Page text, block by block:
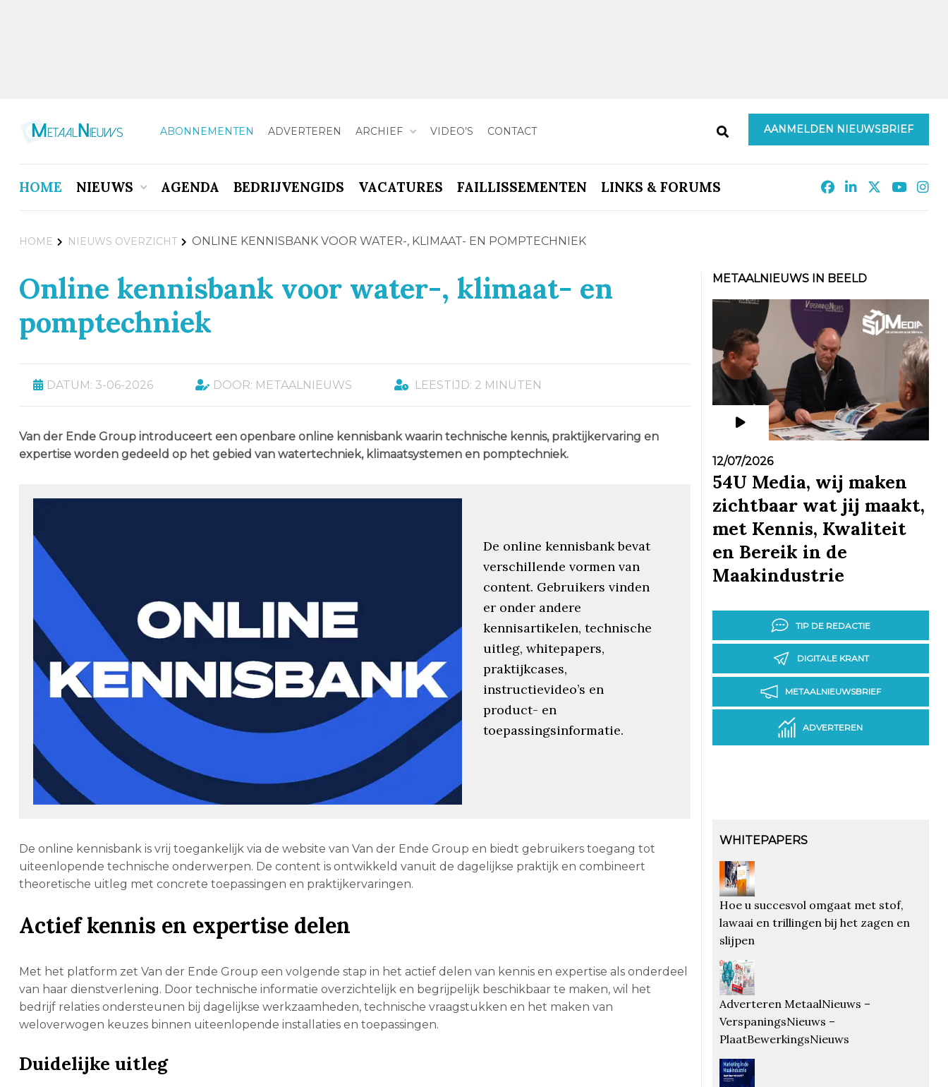
ABONNEMENTEN ADVERTEREN ARCHIEF VIDEO’S CONTACT AANMELDEN NIEUWSBRIEF
HOME NIEUWS AGENDA BEDRIJVENGIDS VACATURES FAILLISSEMENTEN LINKS & FORUMS
HOME NIEUWS OVERZICHT ONLINE KENNISBANK VOOR WATER-, KLIMAAT- EN POMPTECHNIEK
Online kennisbank voor water-, klimaat- en
pomptechniek
DATUM: 3-06-2026 DOOR: METAALNIEUWS LEESTIJD: 2 MINUTEN
Van der Ende Group introduceert een openbare online kennisbank waarin technische kennis, praktijkervaring en
expertise worden gedeeld op het gebied van watertechniek, klimaatsystemen en pomptechniek.
De online kennisbank bevat
verschillende vormen van
content. Gebruikers vinden
er onder andere
kennisartikelen, technische
uitleg, whitepapers,
praktijkcases,
instructievideo’s en
product- en
toepassingsinformatie.
De online kennisbank is vrij toegankelijk via de website van Van der Ende Group en biedt gebruikers toegang tot
uiteenlopende technische onderwerpen. De content is ontwikkeld vanuit de dagelijkse praktijk en combineert
theoretische uitleg met concrete toepassingen en praktijkervaringen.
Actief kennis en expertise delen
Met het platform zet Van der Ende Group een volgende stap in het actief delen van kennis en expertise als onderdeel
van haar dienstverlening. Door technische informatie overzichtelijk en begrijpelijk beschikbaar te maken, wil het
bedrijf relaties ondersteunen bij dagelijkse werkzaamheden, technische vraagstukken en het maken van
weloverwogen keuzes binnen uiteenlopende installaties en toepassingen.
Duidelijke uitleg
METAALNIEUWS IN BEELD
12/07/2026
54U Media, wij maken
zichtbaar wat jij maakt,
met Kennis, Kwaliteit
en Bereik in de
Maakindustrie
TIP DE REDACTIE
DIGITALE KRANT
METAALNIEUWSBRIEF
ADVERTEREN
WHITEPAPERS
Hoe u succesvol omgaat met stof,
lawaai en trillingen bij het zagen en
slijpen
Adverteren MetaalNieuws –
VerspaningsNieuws –
PlaatBewerkingsNieuws